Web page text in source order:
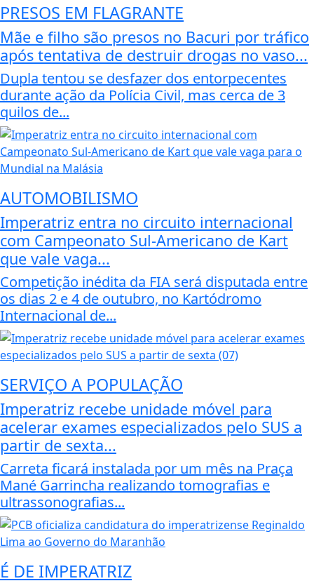
PRESOS EM FLAGRANTE
Mãe e filho são presos no Bacuri por tráfico
após tentativa de destruir drogas no vaso...
Dupla tentou se desfazer dos entorpecentes
durante ação da Polícia Civil, mas cerca de 3
quilos de...
AUTOMOBILISMO
Imperatriz entra no circuito internacional
com Campeonato Sul-Americano de Kart
que vale vaga...
Competição inédita da FIA será disputada entre
os dias 2 e 4 de outubro, no Kartódromo
Internacional de...
SERVIÇO A POPULAÇÃO
Imperatriz recebe unidade móvel para
acelerar exames especializados pelo SUS a
partir de sexta...
Carreta ficará instalada por um mês na Praça
Mané Garrincha realizando tomografias e
ultrassonografias...
É DE IMPERATRIZ